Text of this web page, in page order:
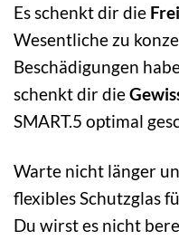
Es schenkt dir die
Wesentliche zu
Beschädigungen
schenkt dir die
SMART.5 optimal
Warte nicht länger
flexibles Schutzglas
Du wirst es nicht